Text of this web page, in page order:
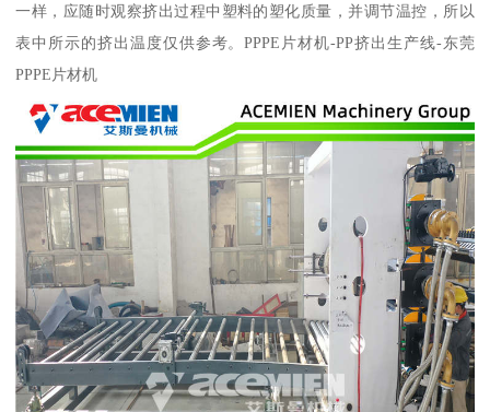
一样，应随时观察挤出过程中塑料的塑化质量，并调节温控，所以
表中所示的挤出温度仅供参考。PPPE片材机-PP挤出生产线-东莞
PPPE片材机